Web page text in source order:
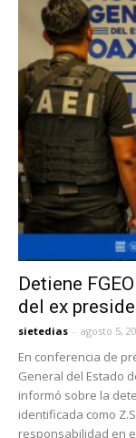
Detiene
del ex
sietedias - agosto 5,
En conferencia de
General del Estado
informó sobre la
identificada como
responsabilidad en